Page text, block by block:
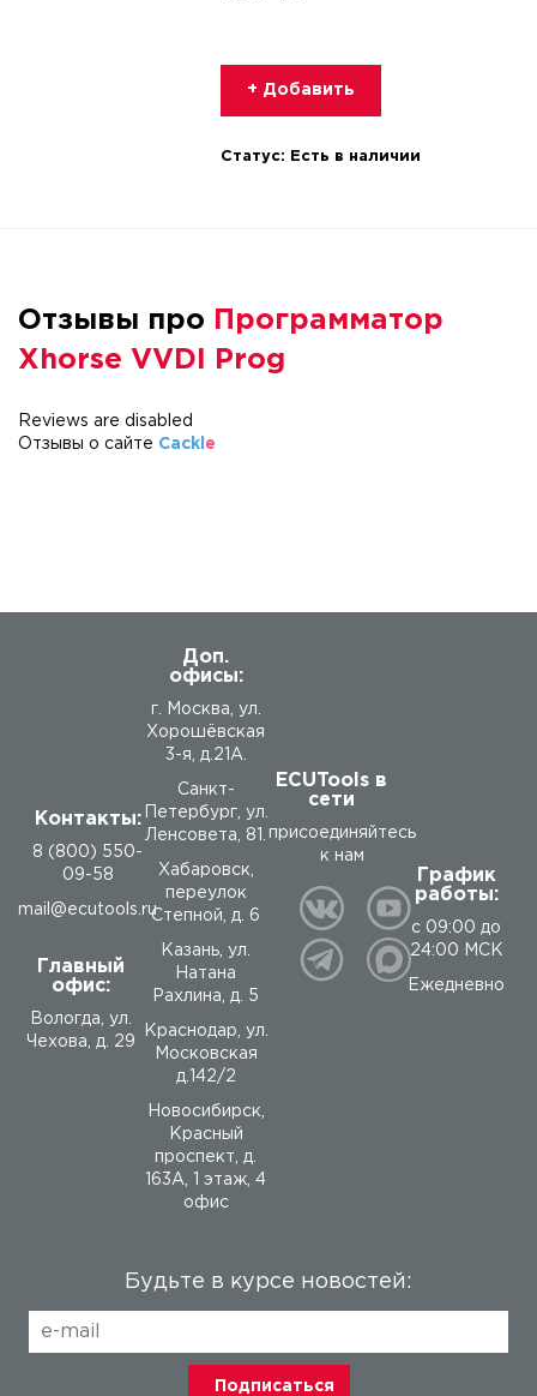
+ Добавить
Статус: Есть в наличии
Отзывы про Программатор
Xhorse VVDI Prog
Reviews are disabled
Отзывы о сайте Cackl e
Контакты:
8 (800) 550-
09-58
mail@ecutools.ru
Главный
офис:
Вологда
ул.
Чехова, д. 29
Доп.
офисы:
г. Москва, ул.
Хорошёвская
3-я, д.21А.
Санкт-
Петербург, ул.
Ленсовета, 81.
Хабаровск,
переулок
Степной, д. 6
Казань, ул.
Натана
Рахлина, д. 5
Краснодар, ул.
Московская
д.142/2
Новосибирск,
Красный
проспект, д.
163А, 1 этаж, 4
офис
ECUTools в
сети
присоединяйтесь
к нам
График
работы:
с 09:00 до
24:00 МСК
Ежедневно
Будьте в курсе новостей: